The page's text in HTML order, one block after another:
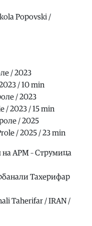
Popovski /
/ 2023
/ 10 min
/ 2023
/ 2023 / 15 min
/ 2025
/ 2025 / 23 min
на АРМ – Струмица
Тахерифар
Taherifar / IRAN /